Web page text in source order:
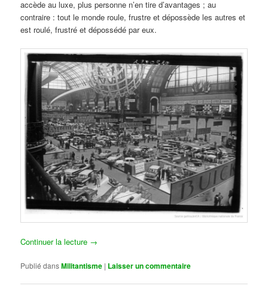
accède au luxe, plus personne n’en tire d’avantages ; au
contraire : tout le monde roule, frustre et dépossède les autres et
est roulé, frustré et dépossédé par eux.
Continuer la lecture →
Publié dansMilitantisme | Laisser un commentaire